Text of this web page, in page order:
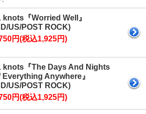
knots『Worried Well』
US/POST ROCK)
円(税込1,925円)
knots『The Days And Nights
Everything Anywhere』
US/POST ROCK)
円(税込1,925円)